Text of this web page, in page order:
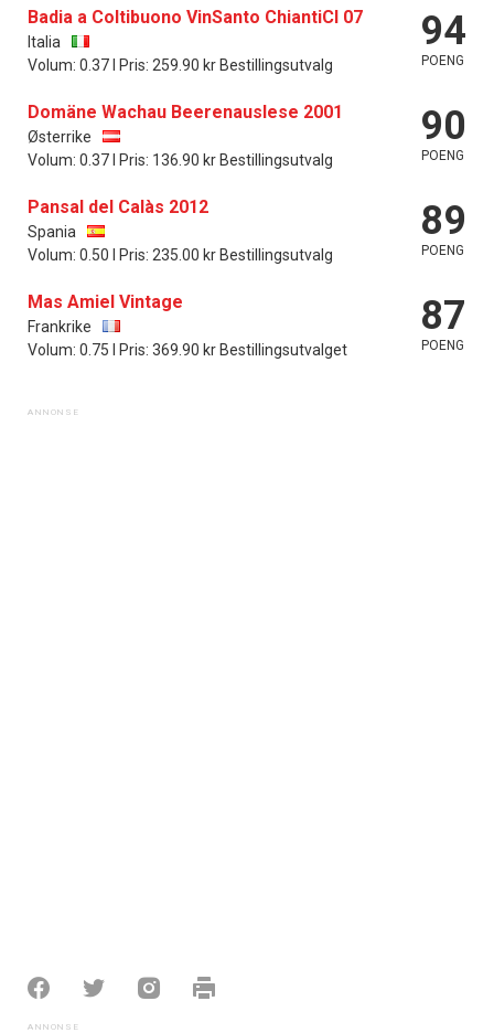
Badia a Coltibuono VinSanto ChiantiCl 07
Italia
Volum: 0.37 l Pris: 259.90 kr Bestillingsutvalg
94
POENG
Domäne Wachau Beerenauslese 2001
Østerrike
Volum: 0.37 l Pris: 136.90 kr Bestillingsutvalg
90
POENG
Pansal del Calàs 2012
Spania
Volum: 0.50 l Pris: 235.00 kr Bestillingsutvalg
89
POENG
Mas Amiel Vintage
Frankrike
Volum: 0.75 l Pris: 369.90 kr Bestillingsutvalget
87
POENG